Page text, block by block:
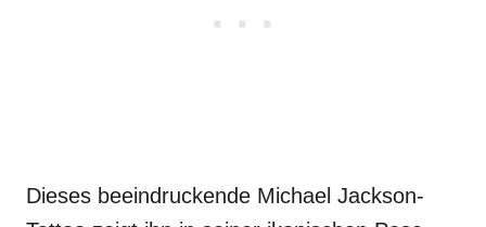
Dieses beeindruckende Michael Jackson-